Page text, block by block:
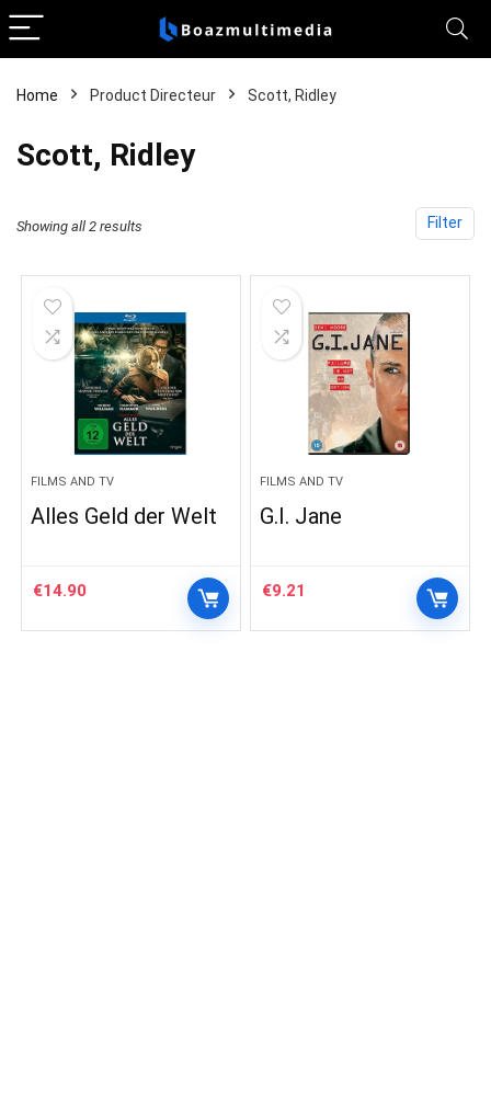
Home Product Directeur Scott, Ridley
Scott, Ridley
Filter
Showing all 2 results
FILMS AND TV
Alles Geld der Welt
€14.90
FILMS AND TV
G.I. Jane
€9.21